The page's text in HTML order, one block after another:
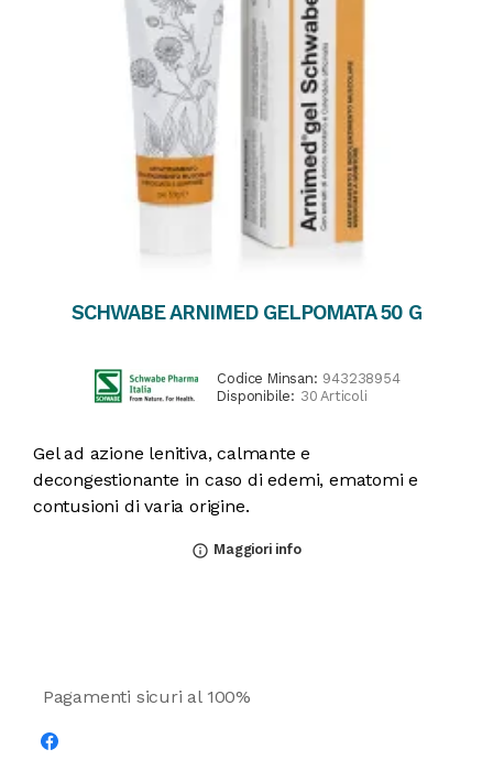
SCHWABE ARNIMED GELPOMATA 50 G
Codice Minsan: 943238954
Disponibile: 30 Articoli
Gel ad azione lenitiva, calmante e
decongestionante in caso di edemi, ematomi e
contusioni di varia origine.
info_outline Maggiori info
Pagamenti sicuri al 100%